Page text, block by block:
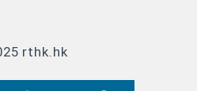
rthk.hk